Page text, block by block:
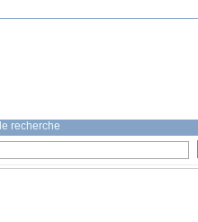
recherche